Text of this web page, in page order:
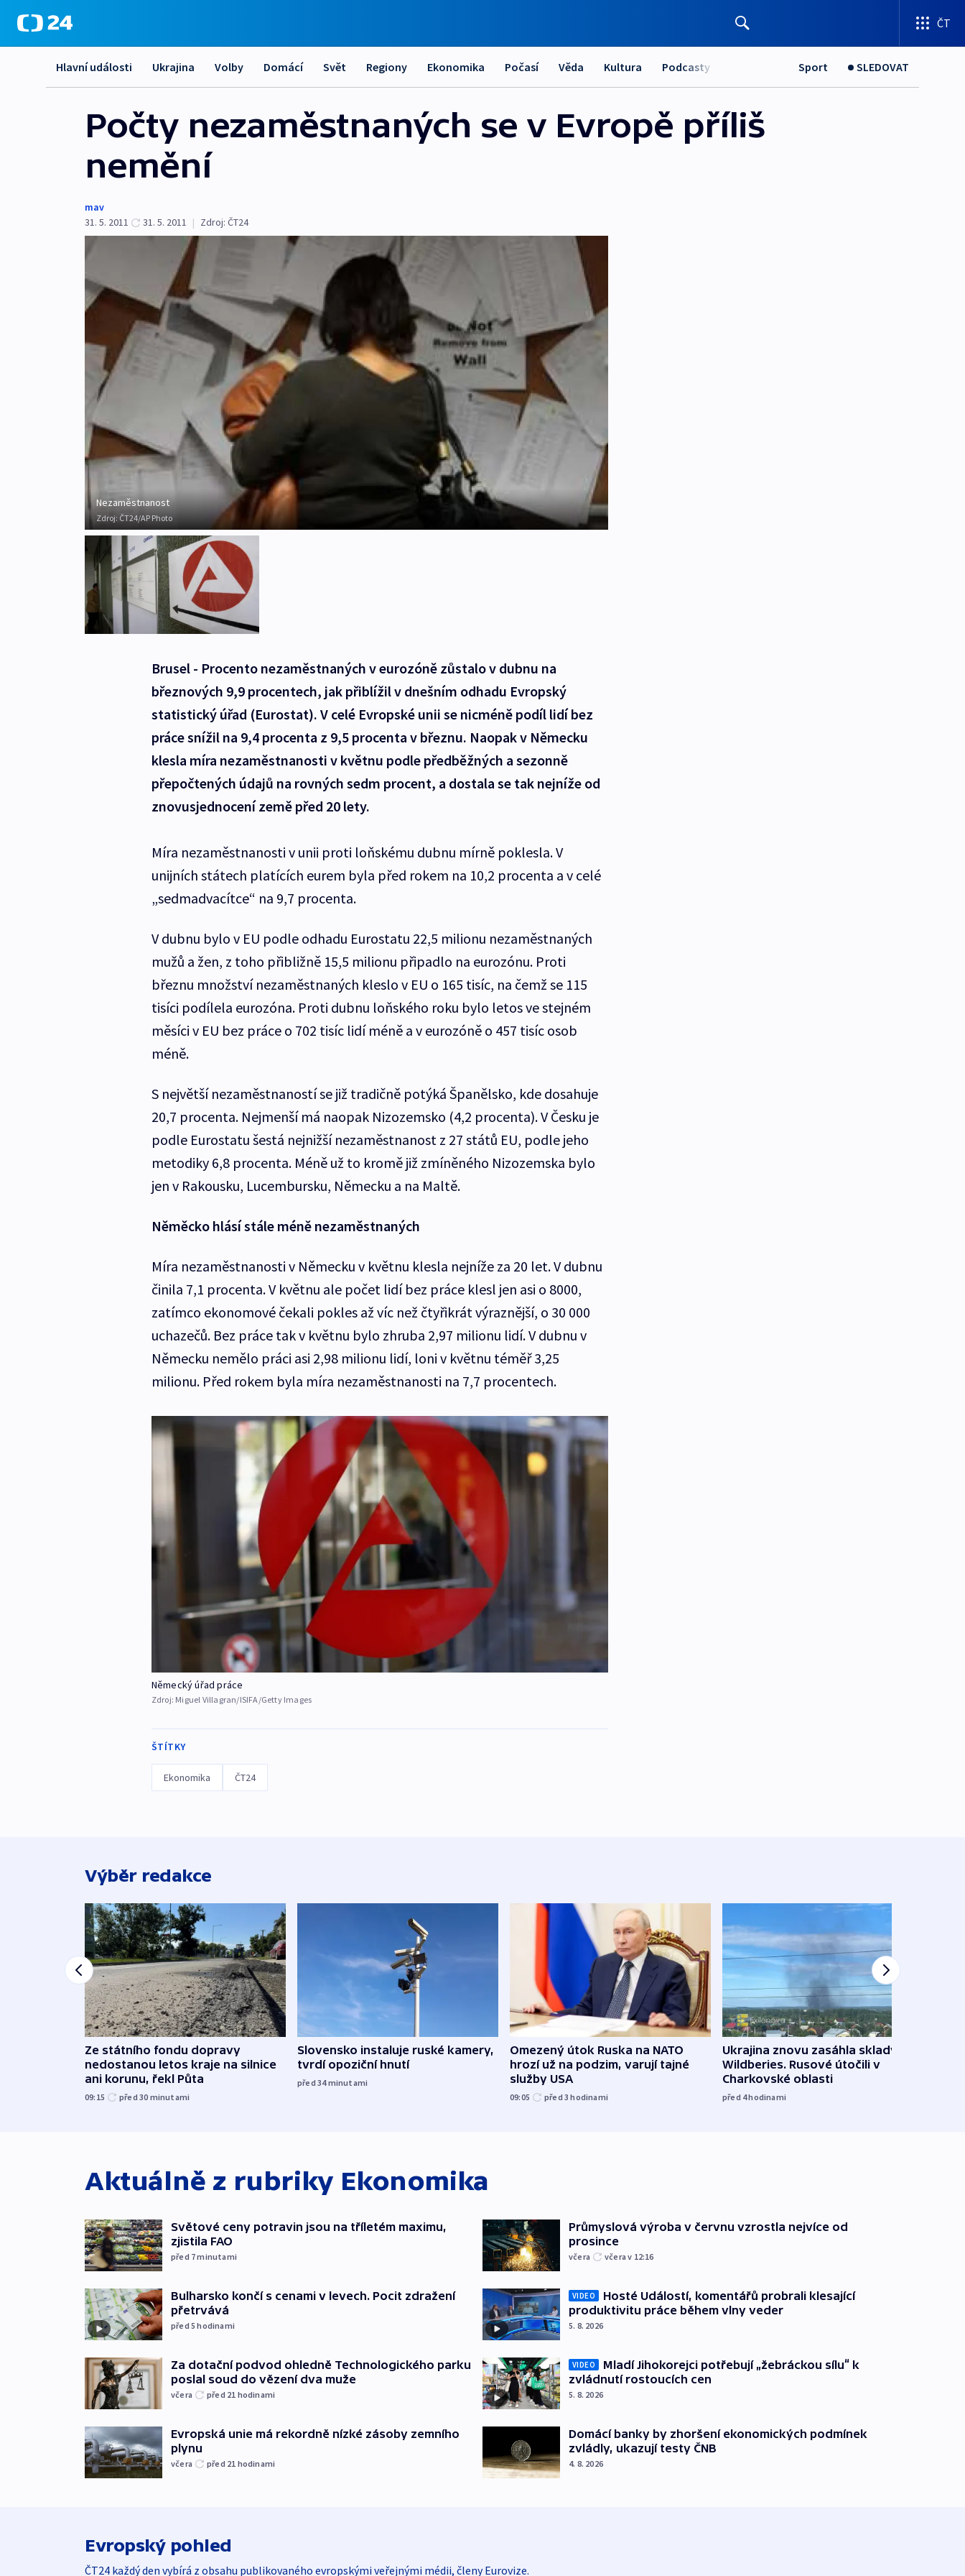
ČT
Hlavní události Ukrajina Volby Domácí Svět Regiony Ekonomika Počasí Věda Kultura Podcasty Sport SLEDOVAT
Počty nezaměstnaných se v Evropě příliš
nemění
mav
31. 5. 2011
31. 5. 2011 | Zdroj: ČT24
Nezaměstnanost
Zdroj: ČT24/AP Photo
Brusel - Procento nezaměstnaných v eurozóně zůstalo v dubnu na
březnových 9,9 procentech, jak přiblížil v dnešním odhadu Evropský
statistický úřad (Eurostat). V celé Evropské unii se nicméně podíl lidí bez
práce snížil na 9,4 procenta z 9,5 procenta v březnu. Naopak v Německu
klesla míra nezaměstnanosti v květnu podle předběžných a sezonně
přepočtených údajů na rovných sedm procent, a dostala se tak nejníže od
znovusjednocení země před 20 lety.
Míra nezaměstnanosti v unii proti loňskému dubnu mírně poklesla. V
unijních státech platících eurem byla před rokem na 10,2 procenta a v celé
„sedmadvacítce“ na 9,7 procenta.
V dubnu bylo v EU podle odhadu Eurostatu 22,5 milionu nezaměstnaných
mužů a žen, z toho přibližně 15,5 milionu připadlo na eurozónu. Proti
březnu množství nezaměstnaných kleslo v EU o 165 tisíc, na čemž se 115
tisíci podílela eurozóna. Proti dubnu loňského roku bylo letos ve stejném
měsíci v EU bez práce o 702 tisíc lidí méně a v eurozóně o 457 tisíc osob
méně.
S největší nezaměstnaností se již tradičně potýká Španělsko, kde dosahuje
20,7 procenta. Nejmenší má naopak Nizozemsko (4,2 procenta). V Česku je
podle Eurostatu šestá nejnižší nezaměstnanost z 27 států EU, podle jeho
metodiky 6,8 procenta. Méně už to kromě již zmíněného Nizozemska bylo
jen v Rakousku, Lucembursku, Německu a na Maltě.
Něměcko hlásí stále méně nezaměstnaných
Míra nezaměstnanosti v Německu v květnu klesla nejníže za 20 let. V dubnu
činila 7,1 procenta. V květnu ale počet lidí bez práce klesl jen asi o 8000,
zatímco ekonomové čekali pokles až víc než čtyřikrát výraznější, o 30 000
uchazečů. Bez práce tak v květnu bylo zhruba 2,97 milionu lidí. V dubnu v
Německu nemělo práci asi 2,98 milionu lidí, loni v květnu téměř 3,25
milionu. Před rokem byla míra nezaměstnanosti na 7,7 procentech.
Německý úřad práce
Zdroj: Miguel Villagran/ISIFA/Getty Images
ŠTÍTKY
Ekonomika ČT24
Výběr redakce
Ze státního fondu dopravy
nedostanou letos kraje na silnice
ani korunu, řekl Půta
09:15 před 30 minutami
Slovensko instaluje ruské kamery,
tvrdí opoziční hnutí
před 34minutami
Omezený útok Ruska na NATO
hrozí už na podzim, varují tajné
služby USA
09:05 před 3hodinami
Ukrajina znovu zasáhla sklady
Wildberies. Rusové útočili v
Charkovské oblasti
před 4hodinami
Aktuálně z rubriky Ekonomika
Světové ceny potravin jsou na tříletém maximu,
zjistila FAO
před 7minutami
Bulharsko končí s cenami v levech. Pocit zdražení
přetrvává
před 5hodinami
Za dotační podvod ohledně Technologického parku
poslal soud do vězení dva muže
včera před 21 hodinami
Evropská unie má rekordně nízké zásoby zemního
plynu
včera před 21 hodinami
Průmyslová výroba v červnu vzrostla nejvíce od
prosince
včera včera v 12:16
VIDEO
Hosté Událostí, komentářů probrali klesající
produktivitu práce během vlny veder
5. 8. 2026
VIDEO
Mladí Jihokorejci potřebují „žebráckou sílu“ k
zvládnutí rostoucích cen
5. 8. 2026
Domácí banky by zhoršení ekonomických podmínek
zvládly, ukazují testy ČNB
4. 8. 2026
Evropský pohled
ČT24 každý den vybírá z obsahu publikovaného evropskými veřejnými médii, členy Eurovize.